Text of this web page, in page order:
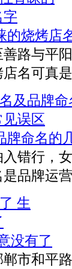
的烧烤店
路与平
名可真
牌命名的
行，女
品牌运
没有了
市和平